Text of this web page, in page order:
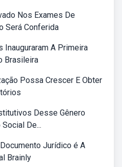
Nos Exames De
Será Conferida
A Primeira
Brasileira
Possa Crescer E Obter
Desse Gênero
De...
Jurídico é A
Brainly